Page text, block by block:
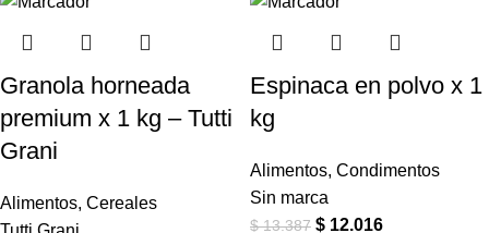
Granola horneada
premium x 1 kg – Tutti
Grani
Alimentos, Cereales
Espinaca en polvo x 1
kg
Alimentos, Condimentos
Sin marca
$13.387 $ 12.016